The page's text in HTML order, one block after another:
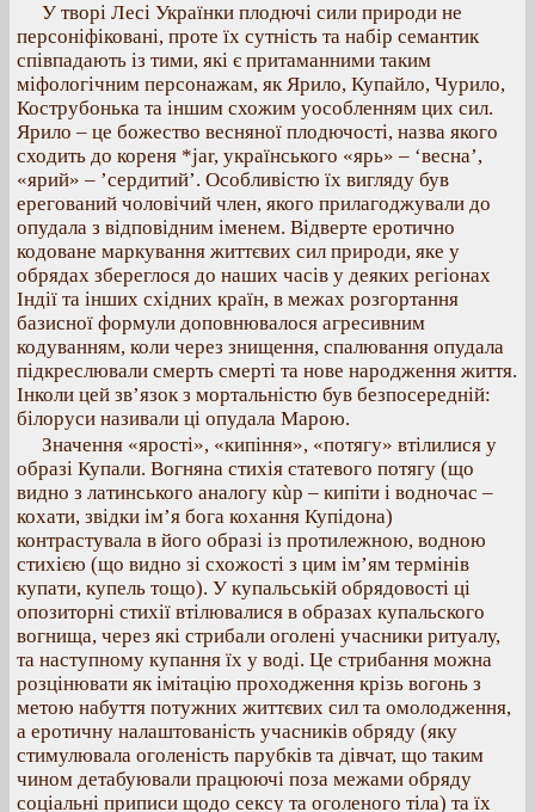
У творі Лесі Українки плодючі сили природи не
персоніфіковані, проте їх сутність та набір семантик
співпадають із тими, які є притаманними таким
міфологічним персонажам, як Ярило, Купайло, Чурило,
Кострубонька та іншим схожим уособленням цих сил.
Ярило – це божество весняної плодючості, назва якого
сходить до кореня *jar, українського «ярь» – ‘весна’,
«ярий» – ’сердитий’. Особливістю їх вигляду був
ерегований чоловічий член, якого прилагоджували до
опудала з відповідним іменем. Відверте еротично
кодоване маркування життєвих сил природи, яке у
обрядах збереглося до наших часів у деяких регіонах
Індії та інших східних країн, в межах розгортання
базисної формули доповнювалося агресивним
кодуванням, коли через знищення, спалювання опудала
підкреслювали смерть смерті та нове народження життя.
Інколи цей зв’язок з мортальністю був безпосередній:
білоруси називали ці опудала Марою.
Значення «ярості», «кипіння», «потягу» втілилися у
образі Купали. Вогняна стихія статевого потягу (що
видно з латинського аналогу кùр – кипіти і водночас –
кохати, звідки ім’я бога кохання Купідона)
контрастувала в його образі із протилежною, водною
стихією (що видно зі схожості з цим ім’ям термінів
купати, купель тощо). У купальській обрядовості ці
опозиторні стихії втілювалися в образах купальского
вогнища, через які стрибали оголені учасники ритуалу,
та наступному купання їх у воді. Це стрибання можна
розцінювати як імітацію проходження крізь вогонь з
метою набуття потужних життєвих сил та омолодження,
а еротичну налаштованість учасників обряду (яку
стимулювала оголеність парубків та дівчат, що таким
чином детабуювали працюючі поза межами обряду
соціальні приписи щодо сексу та оголеного тіла) та їх